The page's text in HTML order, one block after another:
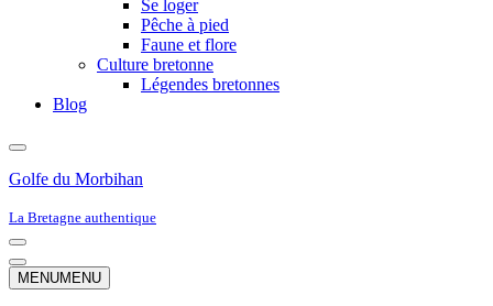
Se loger
Pêche à pied
Faune et flore
Culture bretonne
Légendes bretonnes
Blog
Golfe du Morbihan
La Bretagne authentique
Menu
de
navigation
Menu
de
MENUMENU